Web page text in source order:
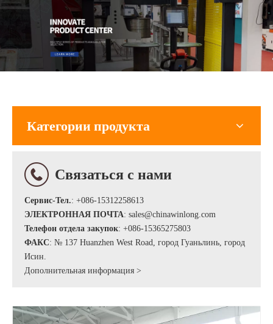
Категории продукта
Связаться с нами
Сервис-Тел.: +086-15312258613
ЭЛЕКТРОННАЯ ПОЧТА: sales@chinawinlong.com
Телефон отдела закупок: +086-15365275803
ФАКС: № 137 Huanzhen West Road, город Гуаньлинь, город
Исин.
Дополнительная информация >